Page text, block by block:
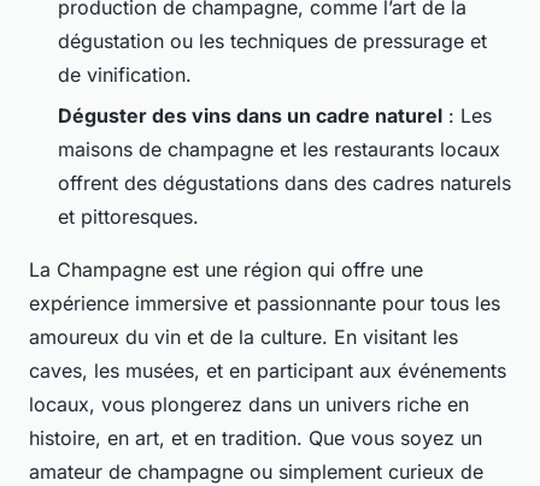
production de champagne, comme l’art de la
dégustation ou les techniques de pressurage et
de vinification.
Déguster des vins dans un cadre naturel : Les
maisons de champagne et les restaurants locaux
offrent des dégustations dans des cadres naturels
et pittoresques.
La Champagne est une région qui offre une
expérience immersive et passionnante pour tous les
amoureux du vin et de la culture. En visitant les
caves, les musées, et en participant aux événements
locaux, vous plongerez dans un univers riche en
histoire, en art, et en tradition. Que vous soyez un
amateur de champagne ou simplement curieux de